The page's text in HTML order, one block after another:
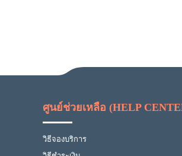
ศูนย์ช่วยเหลือ (HELP
วิธีจองบริการ